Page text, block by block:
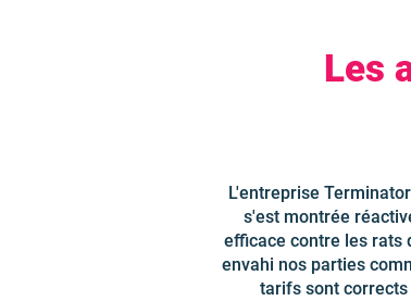
Les
L'entreprise
s'est montrée
efficace contre les rats
envahi nos parties
tarifs sont corrects